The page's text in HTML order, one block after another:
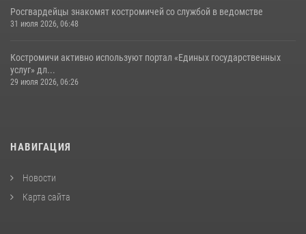
Росгвардейцы знакомят костромичей со службой в ведомстве
31 июля 2026, 06:48
Костромичи активно используют портал «Единых государственных
услуг» дл...
29 июля 2026, 06:26
НАВИГАЦИЯ
Новости
Карта сайта